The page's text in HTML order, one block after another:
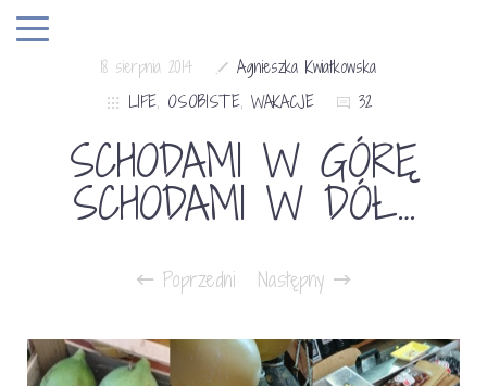
18 sierpnia 2014
Agnieszka Kwiatkowska
LIFE, OSOBISTE, WAKACJE 32
SCHODAMI W GÓRĘ
SCHODAMI W DÓŁ…
Poprzedni Następny